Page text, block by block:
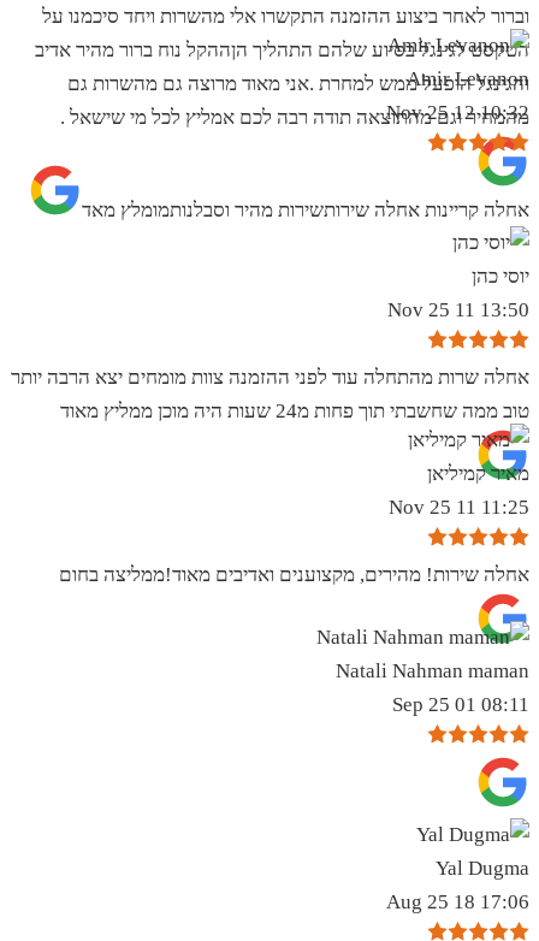
וברור לאחר ביצוע ההזמנה התקשרו אלי מהשרות ויחד סיכמנו על
הטקסט לגינגל בסיוע שלהם התהליך הןההקל נוח ברור מהיר אדיב
והגינגל הופעל ממש למחרת .אני מאוד מרוצה גם מהשרות גם
מהמחיר וגם מהתוצאה תודה רבה לכם אמליץ לכל מי שישאל .
Amir Levanon
10:32 12 Nov 25
אחלה קריינות אחלה שירותשירות מהיר וסבלנותמומלץ מאד
יוסי כהן
13:50 11 Nov 25
אחלה שרות מהתחלה עוד לפני ההזמנה צוות מומחים יצא הרבה יותר
טוב ממה שחשבתי תוך פחות מ24 שעות היה מוכן ממליץ מאוד
מאיר קמיליאן
11:25 11 Nov 25
אחלה שירות! מהירים, מקצוענים ואדיבים מאוד!ממליצה בחום
Natali Nahman maman
08:11 01 Sep 25
Yal Dugma
17:06 18 Aug 25